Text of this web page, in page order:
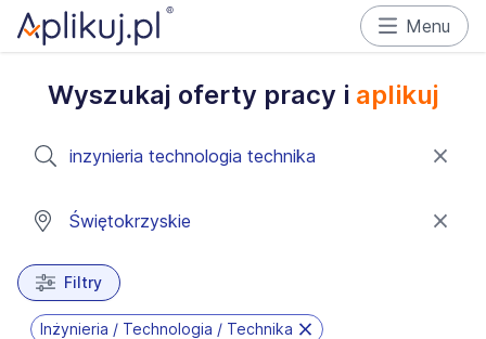
Menu
Wyszukaj oferty pracy i aplikuj
Filtry
Inżynieria / Technologia / Technika